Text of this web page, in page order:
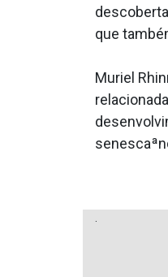
que
Muriel